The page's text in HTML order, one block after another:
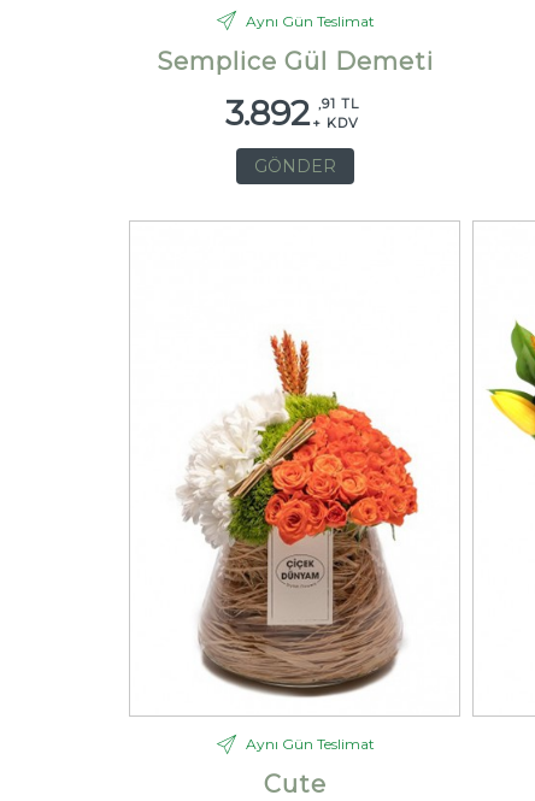
Aynı Gün Teslimat
Semplice Gül Demeti
3.892 ,91 TL
+ KDV
GÖNDER
Aynı Gün Teslimat
Cute